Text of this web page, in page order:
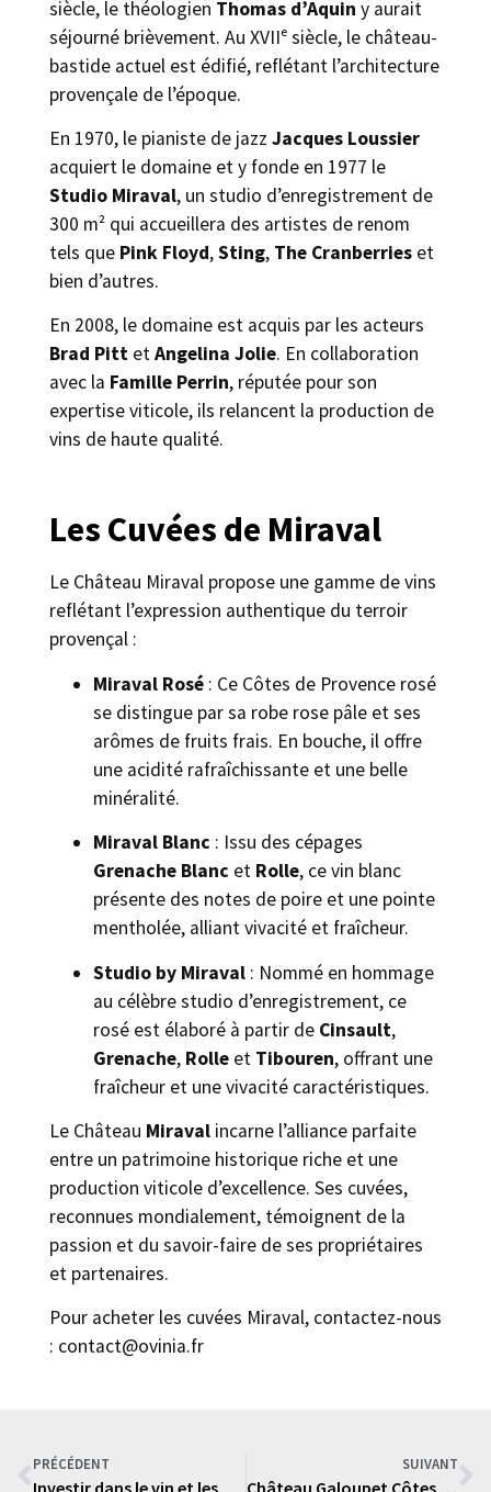
siècle, le théologien Thomas d’Aquin y aurait
séjourné brièvement. Au XVIIᵉ siècle, le château-
bastide actuel est édifié, reflétant l’architecture
provençale de l’époque.
En 1970, le pianiste de jazz Jacques Loussier
acquiert le domaine et y fonde en 1977 le
Studio Miraval, un studio d’enregistrement de
300 m² qui accueillera des artistes de renom
tels que Pink Floyd,Sting, The Cranberries et
bien d’autres.
En 2008, le domaine est acquis par les acteurs
Brad Pitt etAngelina Jolie. En collaboration
avec la Famille Perrin, réputée pour son
expertise viticole, ils relancent la production de
vins de haute qualité.
Les Cuvées de Miraval
Le Château Miraval propose une gamme de vins
reflétant l’expression authentique du terroir
provençal :
Miraval Rosé : Ce Côtes de Provence rosé
se distingue par sa robe rose pâle et ses
arômes de fruits frais. En bouche, il offre
une acidité rafraîchissante et une belle
minéralité.
Miraval Blanc : Issu des cépages
Grenache Blanc et Rolle, ce vin blanc
présente des notes de poire et une pointe
mentholée, alliant vivacité et fraîcheur.
Studio by Miraval : Nommé en hommage
au célèbre studio d’enregistrement, ce
rosé est élaboré à partir de Cinsault,
Grenache, Rolle et Tibouren, offrant une
fraîcheur et une vivacité caractéristiques.
Le Château Miraval incarne l’alliance parfaite
entre un patrimoine historique riche et une
production viticole d’excellence. Ses cuvées,
reconnues mondialement, témoignent de la
passion et du savoir-faire de ses propriétaires
et partenaires.
Pour acheter les cuvées Miraval, contactez-nous
: contact@ovinia.fr
PRÉCÉDENT SUIVANT